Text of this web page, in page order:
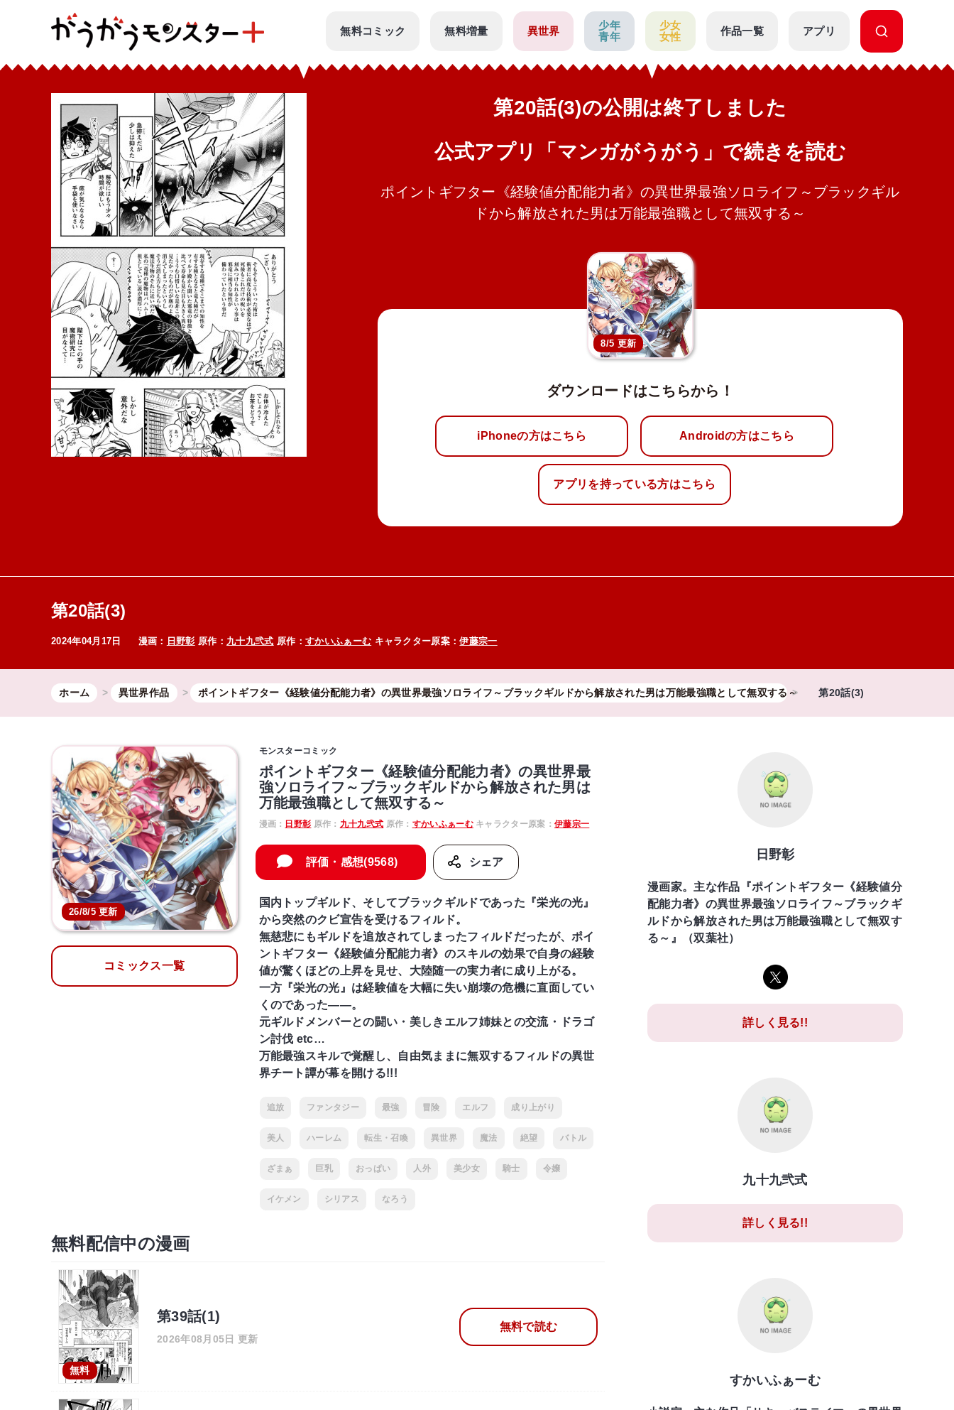
無料コミック 無料増量 異世界
少年
青年
少女
女性
作品一覧 アプリ
第20話(3)の公開は終了しました
公式アプリ「マンガがうがう」で続きを読む
ポイントギフター《経験値分配能力者》の異世界最強ソロライフ～ブラックギル
ドから解放された男は万能最強職として無双する～
8/5 更新
ダウンロードはこちらから！
iPhoneの方はこちら Androidの方はこちら
アプリを持っている方はこちら
第20話(3)
2024年04月17日 漫画： 日野彰 原作： 九十九弐式 原作： すかいふぁーむ キャラクター原案：伊藤宗一
ホーム 異世界作品 ポイントギフター《経験値分配能力者》の異世界最強ソロライフ～ブラックギルドから解放された男は万能最強職として無双する～ 第20話(3)
26/8/5 更新
コミックス一覧
モンスターコミック
ポイントギフター《経験値分配能力者》の異世界最
強ソロライフ～ブラックギルドから解放された男は
万能最強職として無双する～
漫画： 日野彰 原作： 九十九弐式 原作： すかいふぁーむキャラクター原案：伊藤宗一
評価・感想(9568) シェア
国内トップギルド、そしてブラックギルドであった『栄光の光』
から突然のクビ宣告を受けるフィルド。
無慈悲にもギルドを追放されてしまったフィルドだったが、ポイ
ントギフター《経験値分配能力者》のスキルの効果で自身の経験
値が驚くほどの上昇を見せ、大陸随一の実力者に成り上がる。
一方『栄光の光』は経験値を大幅に失い崩壊の危機に直面してい
くのであった――。
元ギルドメンバーとの闘い・美しきエルフ姉妹との交流・ドラゴ
ン討伐 etc…
万能最強スキルで覚醒し、自由気ままに無双するフィルドの異世
界チート譚が幕を開ける!!!
追放 ファンタジー 最強 冒険 エルフ 成り上がり
美人 ハーレム 転生・召喚 異世界 魔法 絶望 バトル
ざまぁ 巨乳 おっぱい 人外 美少女 騎士 令嬢
イケメン シリアス なろう
無料配信中の漫画
無料
第39話(1)
2026年08月05日 更新
無料で読む
日野彰
漫画家。主な作品『ポイントギフター《経験値分
配能力者》の異世界最強ソロライフ～ブラックギ
ルドから解放された男は万能最強職として無双す
る～』（双葉社）
詳しく見る!!
九十九弐式
詳しく見る!!
すかいふぁーむ